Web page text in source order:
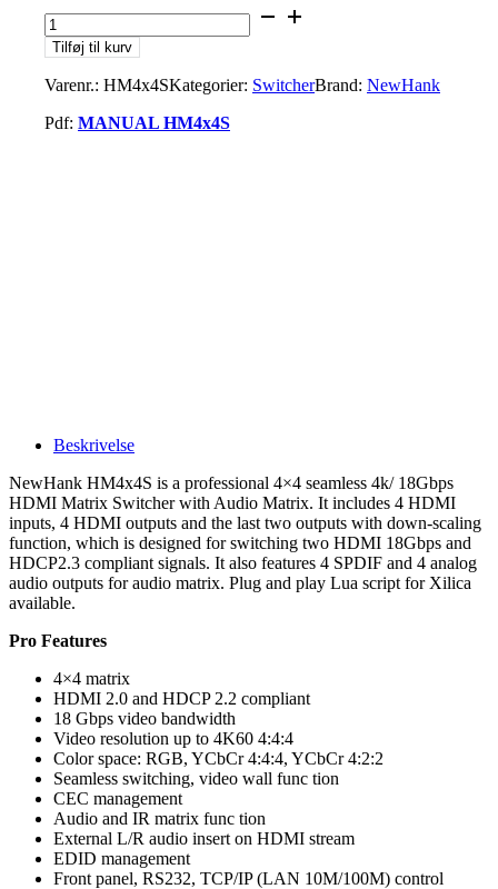
NewHank
HM4x4S
video
antal
Tilføj til kurv
Varenr.: HM4x4SKategorier: SwitcherBrand: NewHank
Pdf: MANUAL HM4x4S
Beskrivelse
NewHank HM4x4S is a professional 4×4 seamless 4k/ 18Gbps
HDMI Matrix Switcher with Audio Matrix. It includes 4 HDMI
inputs, 4 HDMI outputs and the last two outputs with down-scaling
function, which is designed for switching two HDMI 18Gbps and
HDCP2.3 compliant signals. It also features 4 SPDIF and 4 analog
audio outputs for audio matrix. Plug and play Lua script for Xilica
available.
Pro Features
4×4 matrix
HDMI 2.0 and HDCP 2.2 compliant
18 Gbps video bandwidth
Video resolution up to 4K60 4:4:4
Color space: RGB, YCbCr 4:4:4, YCbCr 4:2:2
Seamless switching, video wall func tion
CEC management
Audio and IR matrix func tion
External L/R audio insert on HDMI stream
EDID management
Front panel, RS232, TCP/IP (LAN 10M/100M) control